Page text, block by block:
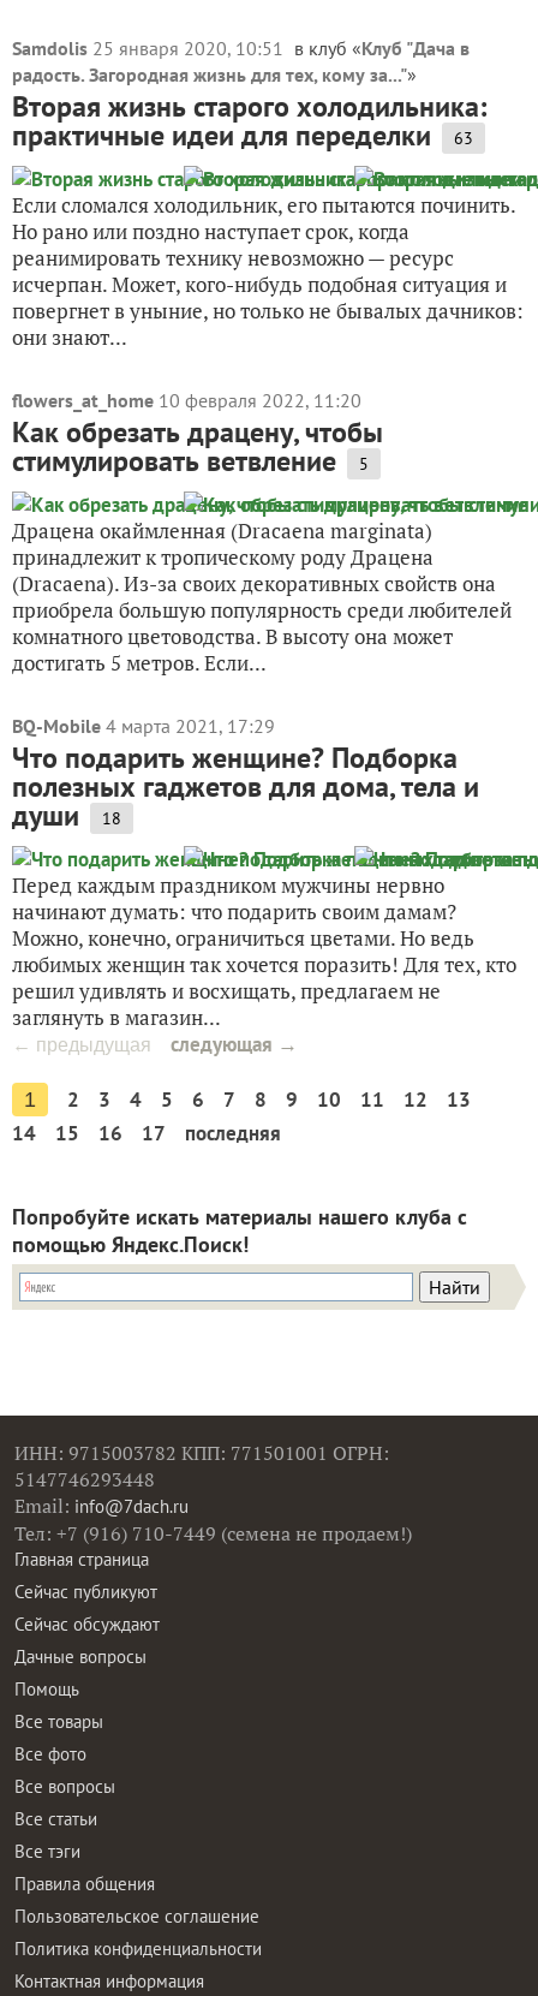
Samdolis 25 января 2020, 10:51 в клуб «Клуб "Дача в
радость. Загородная жизнь для тех, кому за..."»
Вторая жизнь старого холодильника:
практичные идеи для переделки 63
Если сломался холодильник, его пытаются починить.
Но рано или поздно наступает срок, когда
реанимировать технику невозможно — ресурс
исчерпан. Может, кого-нибудь подобная ситуация и
повергнет в уныние, но только не бывалых дачников:
они знают...
flowers_at_home 10 февраля 2022, 11:20
Как обрезать драцену, чтобы
стимулировать ветвление 5
Драцена окаймленная (Dracaena marginata)
принадлежит к тропическому роду Драцена
(Dracaena). Из-за своих декоративных свойств она
приобрела большую популярность среди любителей
комнатного цветоводства. В высоту она может
достигать 5 метров. Если...
BQ-Mobile 4 марта 2021, 17:29
Что подарить женщине? Подборка
полезных гаджетов для дома, тела и
души 18
Перед каждым праздником мужчины нервно
начинают думать: что подарить своим дамам?
Можно, конечно, ограничиться цветами. Но ведь
любимых женщин так хочется поразить! Для тех, кто
решил удивлять и восхищать, предлагаем не
заглянуть в магазин...
← предыдущая следующая →
1 2 3 4 5 6 7 8 9 10 11 12
13
14
15 16 17 последняя
Попробуйте искать материалы нашего клуба с
помощью Яндекс.Поиск!
ИНН: 9715003782 КПП: 771501001 ОГРН:
5147746293448
Email: info@7dach.ru
Тел: +7 (916) 710-7449 (семена не продаем!)
Главная страница
Сейчас публикуют
Сейчас обсуждают
Дачные вопросы
Помощь
Все товары
Все фото
Все вопросы
Все статьи
Все тэги
Правила общения
Пользовательское соглашение
Политика конфиденциальности
Контактная информация